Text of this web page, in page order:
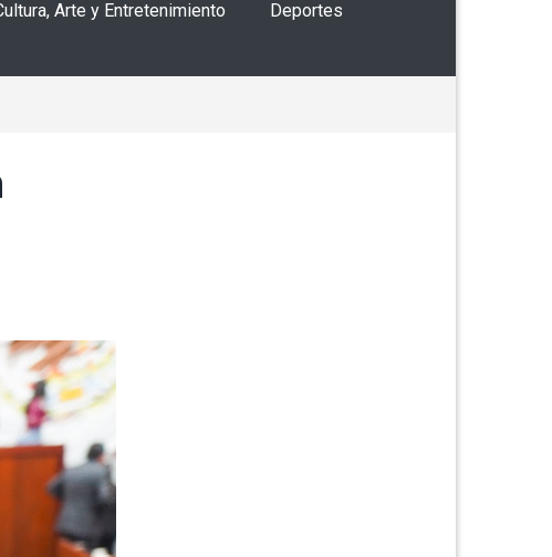
Arte y Entretenimiento Deportes